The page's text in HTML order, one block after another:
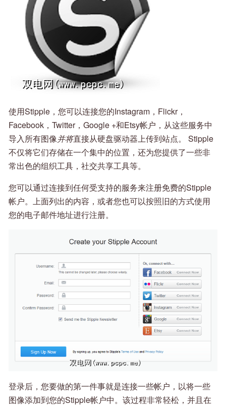
使用Stipple，您可以连接您的Instagram，Flickr，
Facebook，Twitter，Google +和Etsy帐户，从这些服务中
导入所有图像并将直接从硬盘驱动器上传到站点。 Stipple
不仅将它们存储在一个集中的位置，还为您提供了一些非
常出色的组织工具，社交共享工具等。
您可以通过连接到任何受支持的服务来注册免费的Stipple
帐户。上面列出的内容，或者您​​也可以按照旧的方式使用
您的电子邮件地址进行注册。
登录后，您要做的第一件事就是连接一些帐户，以将一些
图像添加到您的Stipple帐户中。该过程非常轻松，并且在